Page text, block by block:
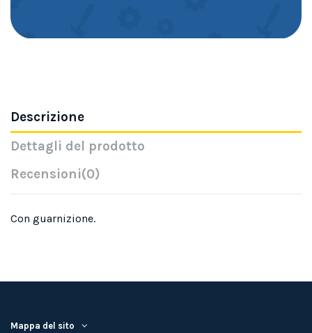
Descrizione
Dettagli del prodotto
Recensioni(0)
Con guarnizione.
Mappa del sito